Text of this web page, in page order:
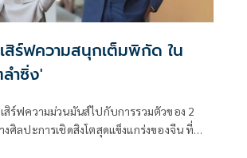
สิร์ฟความสนุกเต็มพิกัด ใน
ำซิ่ง'
สิร์ฟความม่วนมันส์ไปกับการรวมตัวของ 2
ศิลปะการเชิดสิงโตสุดแข็งแกร่งของจีน ที่